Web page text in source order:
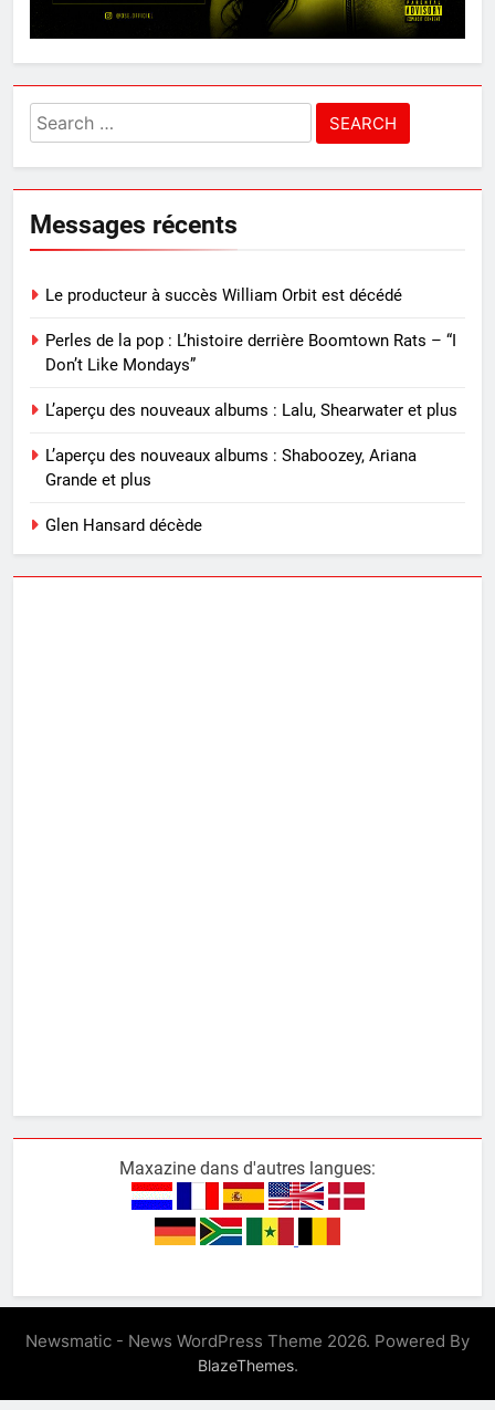
Search
for:
Messages récents
Le producteur à succès William Orbit est décédé
Perles de la pop : L’histoire derrière Boomtown Rats – “I
Don’t Like Mondays”
L’aperçu des nouveaux albums : Lalu, Shearwater et plus
L’aperçu des nouveaux albums : Shaboozey, Ariana
Grande et plus
Glen Hansard décède
Maxazine dans d'autres langues:
Newsmatic - News WordPress Theme 2026. Powered By
BlazeThemes.